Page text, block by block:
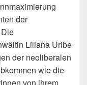
der
Liliana Uribe
der neoliberalen
wie die